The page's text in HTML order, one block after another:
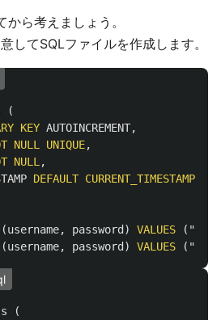
ら考えましょう。
してSQLファイルを作成します。
(
KEY AUTOINCREMENT,
NULL UNIQUE,
NULL ,
DEFAULT CURRENT_TIMESTAMP
(username, password ) VALUES (
(username, password ) VALUES (
(